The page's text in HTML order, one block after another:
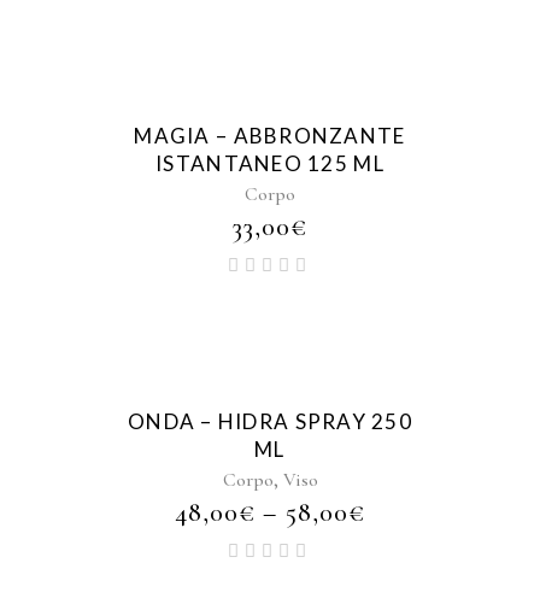
MAGIA – ABBRONZANTE
ISTANTANEO 125 ML
Corpo
33,00€
ONDA – HIDRA SPRAY 250
ML
Corpo, Viso
48,00€ – 58,00€